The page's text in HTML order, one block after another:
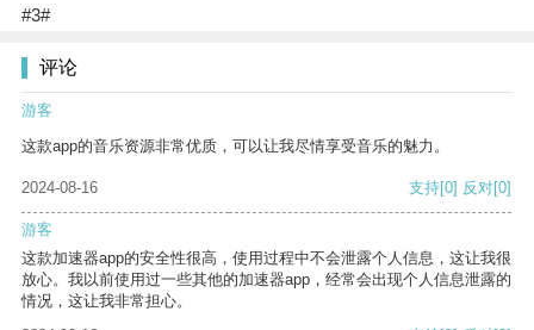
#3#
评论
游客
这款app的音乐资源非常优质，可以让我尽情享受音乐的魅力。
2024-08-16 支持[0] 反对[0]
游客
这款加速器app的安全性很高，使用过程中不会泄露个人信息，这让我很
放心。我以前使用过一些其他的加速器app，经常会出现个人信息泄露的
情况，这让我非常担心。